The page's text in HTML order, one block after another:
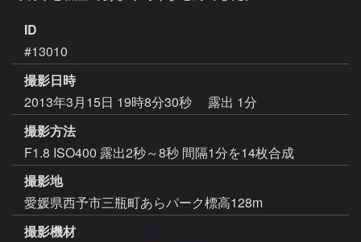
ID
#13010
撮影日時
2013年3月15日 19時8分30秒
露出 1分
撮影方法
F1.8 ISO400 露出2秒～8秒 間隔1分を14枚合成
撮影地
愛媛県西予市三瓶町あらパーク標高128m
撮影機材